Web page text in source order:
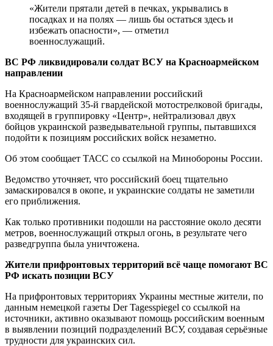
«Жители прятали детей в печках, укрывались в
посадках и на полях — лишь бы остаться здесь и
избежать опасности», — отметил
военнослужащий.
ВС РФ ликвидировали солдат ВСУ на Красноармейском
направлении
На Красноармейском направлении российский
военнослужащий 35-й гвардейской мотострелковой бригады,
входящей в группировку «Центр», нейтрализовал двух
бойцов украинской разведывательной группы, пытавшихся
подойти к позициям российских войск незаметно.
Об этом сообщает ТАСС со ссылкой на Минобороны России.
Ведомство уточняет, что российский боец тщательно
замаскировался в окопе, и украинские солдаты не заметили
его приближения.
Как только противники подошли на расстояние около десяти
метров, военнослужащий открыл огонь, в результате чего
разведгруппа была уничтожена.
Жители прифронтовых территорий всё чаще помогают ВС
РФ искать позиции ВСУ
На прифронтовых территориях Украины местные жители, по
данным немецкой газеты Der Tagesspiegel со ссылкой на
источники, активно оказывают помощь российским военным
в выявлении позиций подразделений ВСУ, создавая серьёзные
трудности для украинских сил.